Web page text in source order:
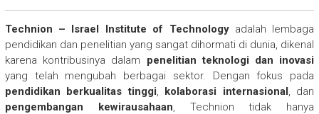
Technion – Israel Institute of Technologyadalah lembaga
pendidikan dan penelitian yang sangat dihormati di dunia, dikenal
karena kontribusinya dalam penelitian teknologi dan inovasi
yang telah mengubah berbagai sektor. Dengan fokus pada
pendidikan berkualitas tinggi, kolaborasi internasional, dan
pengembangan kewirausahaan, Technion tidak hanya